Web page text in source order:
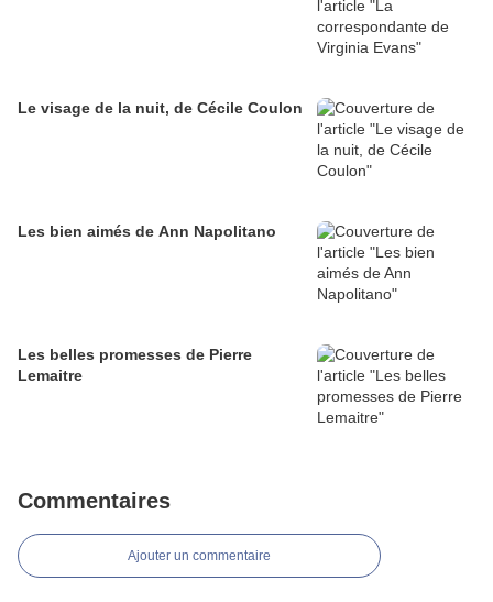
Le visage de la nuit, de Cécile Coulon
Les bien aimés de Ann Napolitano
Les belles promesses de Pierre
Lemaitre
Commentaires
Ajouter un commentaire